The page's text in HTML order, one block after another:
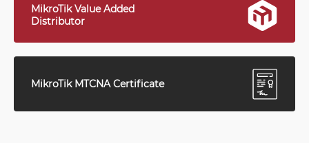
MikroTik Value Added
Distributor
MikroTik MTCNA Certificate